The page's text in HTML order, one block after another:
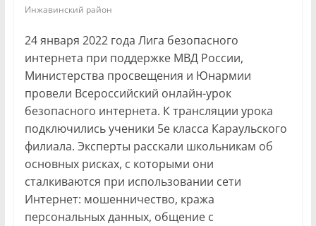
Инжавинский район
24 января 2022 года Лига безопасного
интернета при поддержке МВД России,
Министерства просвещения и Юнармии
провели Всероссийский онлайн-урок
безопасного интернета. К трансляции урока
подключились ученики 5е класса Караульского
филиала. Эксперты расскали школьникам об
основных рисках, с которыми они
сталкиваются при использовании сети
Интернет: мошенничество, кража
персональных данных, общение с